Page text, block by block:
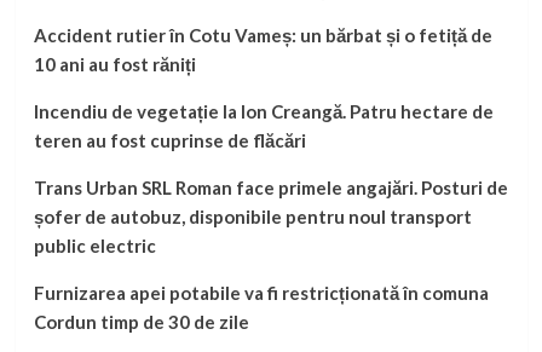
Accident rutier în Cotu Vameș: un bărbat și o fetiță de
10 ani au fost răniți
Incendiu de vegetație la Ion Creangă. Patru hectare de
teren au fost cuprinse de flăcări
Trans Urban SRL Roman face primele angajări. Posturi de
șofer de autobuz, disponibile pentru noul transport
public electric
Furnizarea apei potabile va fi restricționată în comuna
Cordun timp de 30 de zile